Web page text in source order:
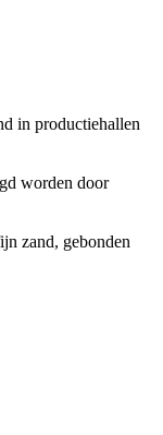
in productiehallen
worden door
zand, gebonden